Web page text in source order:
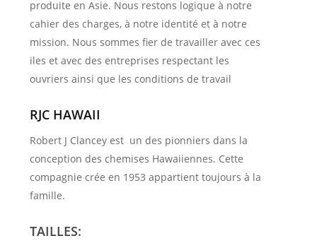
produite en Asie. Nous restons logique à notre
cahier des charges, à notre identité et à notre
mission. Nous sommes fier de travailler avec ces
iles et avec des entreprises respectant les
ouvriers ainsi que les conditions de travail
RJC HAWAII
Robert J Clancey est un des pionniers dans la
conception des chemises Hawaiiennes. Cette
compagnie crée en 1953 appartient toujours à la
famille.
TAILLES: